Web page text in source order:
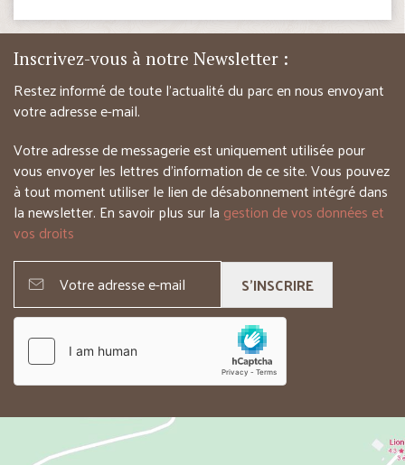
Inscrivez-vous à notre Newsletter :
Restez informé de toute l’actualité du parc en nous envoyant
votre adresse e-mail.
Votre adresse de messagerie est uniquement utilisée pour
vous envoyer les lettres d’information de ce site. Vous pouvez
à tout moment utiliser le lien de désabonnement intégré dans
la newsletter. En savoir plus sur la gestion de vos données et
vos droits
S'INSCRIRE